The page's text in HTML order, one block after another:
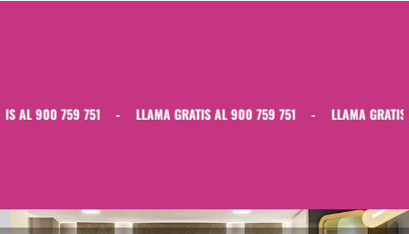
AL 900 759 751 LLAMA GRATIS AL 900 759 751 LLAMA GRATIS